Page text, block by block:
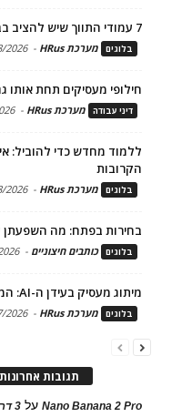
7 עמודי התווך שיש להציב בבסיס תהליך הגיוס ומיתוג המעסיק
בלוגים מערכת HRus -
2026
חילופי מעסיקים תחת
דיני עבודה מערכת HRus -
ללמוד מחדש כדי להוביל:
הקרובות
בלוגים מערכת HRus -
2026
בחירות בפתח: מה
בלוגים כותבים חיצוניים -
מיתוג מעסיק בעידן ה-AI: המנוע הכלכלי של גיוס ושימור טלנטים
בלוגים מערכת HRus -
2026
תגובות אחרונות
Nano Banana 2 Proעל 3 דרכים לבניית ביטחון עצמי של עובדים